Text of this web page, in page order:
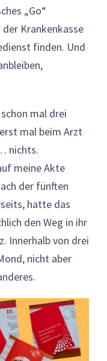
„Go“
Krankenkasse
finden. Und
mal drei
mal beim Arzt
nichts.
meine Akte
der fünften
hatte das
den Weg in ihr
Innerhalb von drei
nicht aber